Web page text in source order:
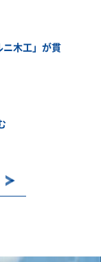
木工」が貫